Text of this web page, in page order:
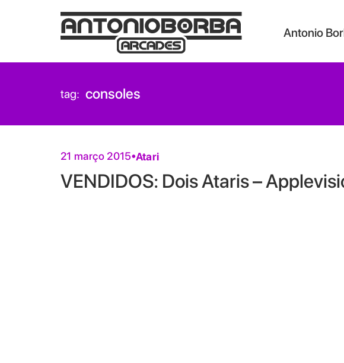
Antonio
tag: consoles
21 março 2015 Atari
VENDIDOS: Dois Ataris –